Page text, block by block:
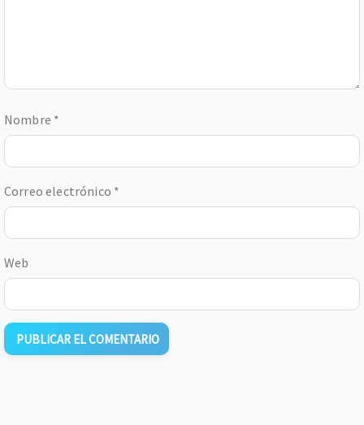
Nombre *
Correo electrónico *
Web